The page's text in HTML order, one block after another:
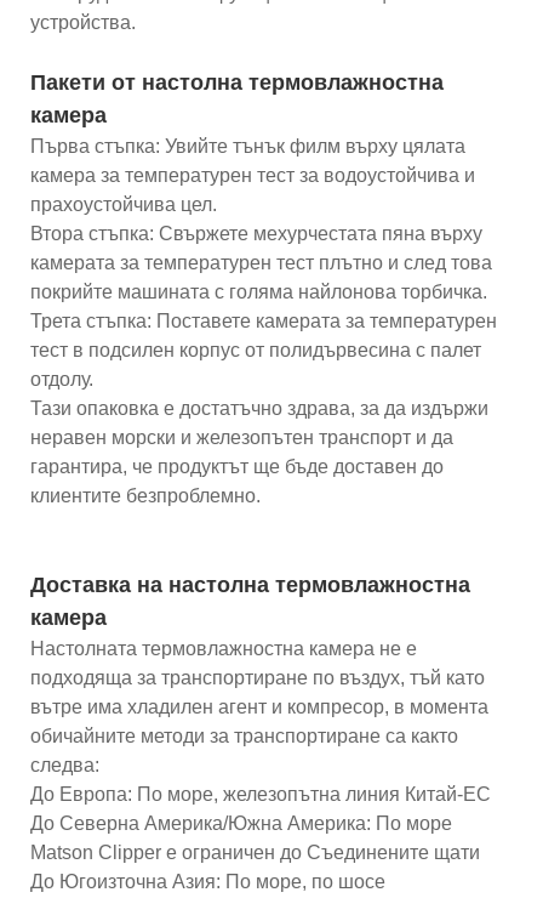
устройства.
Пакети от настолна термовлажностна
камера
Първа стъпка: Увийте тънък филм върху цялата
камера за температурен тест за водоустойчива и
прахоустойчива цел.
Втора стъпка: Свържете мехурчестата пяна върху
камерата за температурен тест плътно и след това
покрийте машината с голяма найлонова торбичка.
Трета стъпка: Поставете камерата за температурен
тест в подсилен корпус от полидървесина с палет
отдолу.
Тази опаковка е достатъчно здрава, за да издържи
неравен морски и железопътен транспорт и да
гарантира, че продуктът ще бъде доставен до
клиентите безпроблемно.
Доставка на настолна термовлажностна
камера
Настолната термовлажностна камера не е
подходяща за транспортиране по въздух, тъй като
вътре има хладилен агент и компресор, в момента
обичайните методи за транспортиране са както
следва:
До Европа: По море, железопътна линия Китай-ЕС
До Северна Америка/Южна Америка: По море
Matson Clipper е ограничен до Съединените щати
До Югоизточна Азия: По море, по шосе